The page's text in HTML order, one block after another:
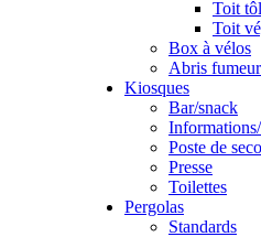
Toit
Toit
Box à vélos
Abris
Kiosques
Bar/snack
Poste de
Presse
Toilettes
Pergolas
Standards